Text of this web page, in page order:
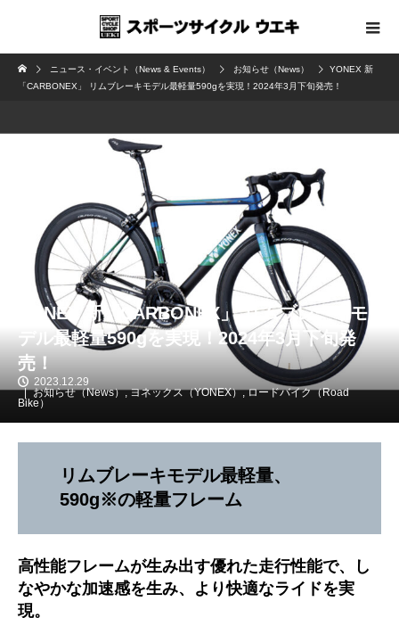
ニュース・イベント（News & Events） お知らせ（News）
YONEX 新
「CARBONEX」 リムブレーキモデル最軽量590gを実現！2024年3月下旬発売！
YONEX 新「CARBONEX」 リムブレーキモ
デル最軽量590gを実現！2024年3月下旬発
売！
2023.12.29
お知らせ（News）,ヨネックス（YONEX）,ロードバイク（Road
Bike）
リムブレーキモデル最軽量、
590g※の軽量フレーム
高性能フレームが生み出す優れた走行性能で、し
なやかな加速感を生み、より快適なライドを実
現。